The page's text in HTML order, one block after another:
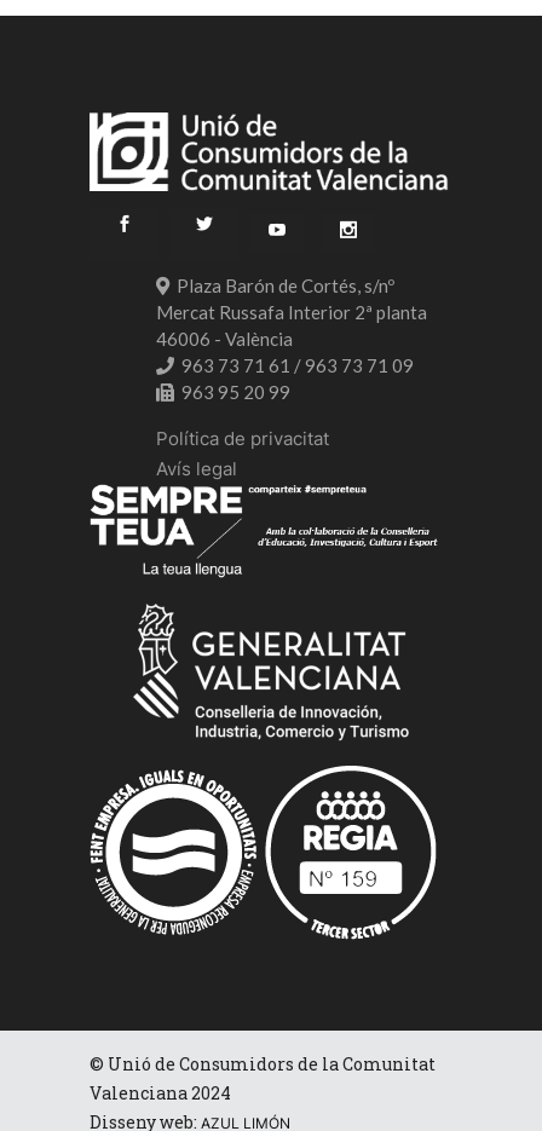
Plaza Barón de Cortés, s/nº
Mercat Russafa Interior 2ª planta
46006 - València
963 73 71 61 / 963 73 71 09
963 95 20 99
Política de privacitat
Avís legal
© Unió de Consumidors de la Comunitat
Valenciana 2024
Disseny web: AZUL LIMÓN